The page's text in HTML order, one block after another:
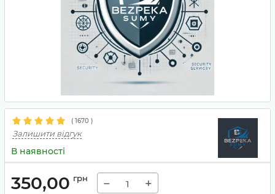
( 1670 )
Залишити відгук
В наявності
350,00 грн − +